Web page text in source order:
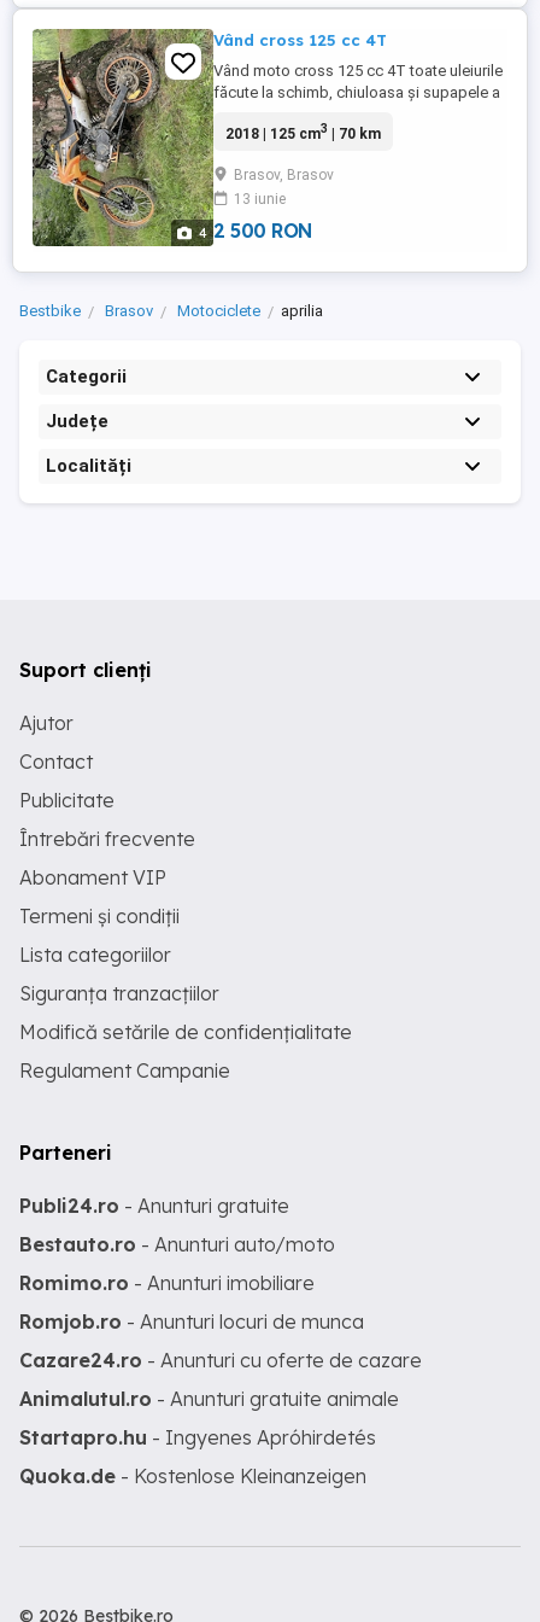
4
Vând cross 125 cc 4T
Vând moto cross 125 cc 4T toate uleiurile
făcute la schimb, chiuloasa și supapele a
nou
2018 | 125 cm3 | 70 km
Brasov, Brasov
13 iunie
2 500 RON
Bestbike Brasov Motociclete aprilia
Categorii
Județe
Localități
Suport clienți
Ajutor
Contact
Publicitate
Întrebări frecvente
Abonament VIP
Termeni și condiții
Lista categoriilor
Siguranța tranzacțiilor
Modifică setările de confidențialitate
Regulament Campanie
Parteneri
Publi24.ro - Anunturi gratuite
Bestauto.ro - Anunturi auto/moto
Romimo.ro - Anunturi imobiliare
Romjob.ro - Anunturi locuri de munca
Cazare24.ro - Anunturi cu oferte de cazare
Animalutul.ro - Anunturi gratuite animale
Startapro.hu - Ingyenes Apróhirdetés
Quoka.de - Kostenlose Kleinanzeigen
© 2026 Bestbike.ro